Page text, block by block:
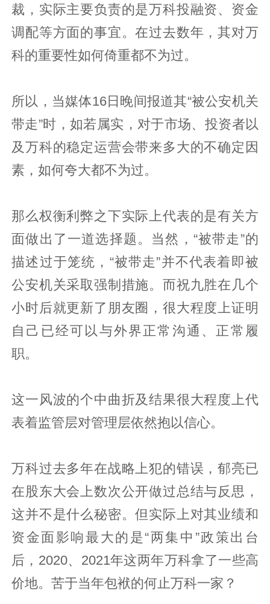
裁，实际主要负责的是万科投融资、资金
调配等方面的事宜。在过去数年，其对万
科的重要性如何倚重都不为过。
所以，当媒体16日晚间报道其“被公安机关
带走”时，如若属实，对于市场、投资者以
及万科的稳定运营会带来多大的不确定因
素，如何夸大都不为过。
那么权衡利弊之下实际上代表的是有关方
面做出了一道选择题。当然，“被带走”的
描述过于笼统，“被带走”并不代表着即被
公安机关采取强制措施。而祝九胜在几个
小时后就更新了朋友圈，很大程度上证明
自己已经可以与外界正常沟通、正常履
职。
这一风波的个中曲折及结果很大程度上代
表着监管层对管理层依然抱以信心。
万科过去多年在战略上犯的错误，郁亮已
在股东大会上数次公开做过总结与反思，
这并不是什么秘密。但实际上对其业绩和
资金面影响最大的是“两集中”政策出台
后，2020、2021年这两年万科拿了一些高
价地。苦于当年包袱的何止万科一家？